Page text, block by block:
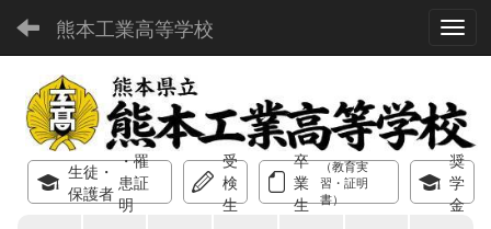
熊本工業高等学校
生徒・
保護者
・罹
患証
明
受
検
生
卒
業
生
（教育実
習・証明
書）
奨
学
金